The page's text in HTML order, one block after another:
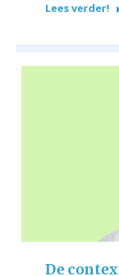
Lees verder!
De